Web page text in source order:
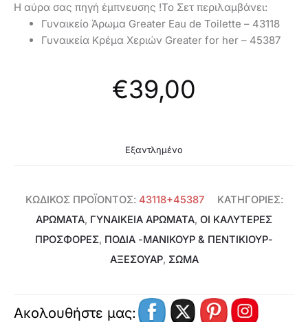
Η αύρα σας πηγή έμπνευσης !Το Σετ περιλαμβάνει:
Γυναικείο Άρωμα Greater Eau de Toilette – 43118
Γυναικεία Κρέμα Χεριών Greater for her – 45387
€39,00
Εξαντλημένο
ΚΩΔΙΚΌΣ ΠΡΟΪΌΝΤΟΣ: 43118+45387
ΚΑΤΗΓΟΡΊΕΣ:
ΑΡΩΜΑΤΑ, ΓΥΝΑΙΚΕΊΑ ΑΡΏΜΑΤΑ, ΟΙ ΚΑΛΥΤΕΡΕΣ
ΠΡΟΣΦΟΡΕΣ, ΠΌΔΙΑ -ΜΑΝΙΚΟΎΡ & ΠΕΝΤΙΚΙΟΎΡ-
ΑΞΕΣΟΥΆΡ, ΣΩΜΑ
Ακολουθήστε μας: